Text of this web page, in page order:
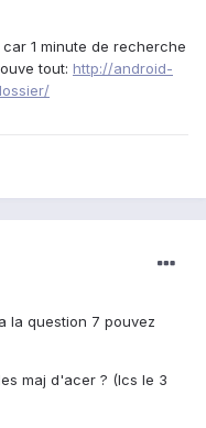
1 minute de recherche
tout: http://android-
la question 7 pouvez
maj d'acer ? (Ics le 3